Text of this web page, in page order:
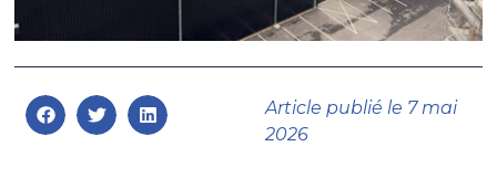
Article publié le 7 mai
2026